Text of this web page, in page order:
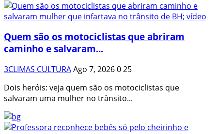
Quem são os motociclistas que abriram
caminho e salvaram...
3CLIMAS CULTURAAgo 7, 2026025
Dois heróis: veja quem são os motociclistas que
salvaram uma mulher no trânsito...